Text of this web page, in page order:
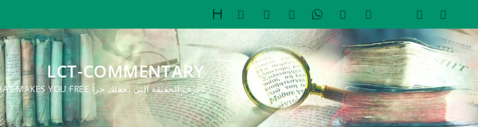
إلى
المحتوى
LCT-COMMENTARY
اعرف الحقيقة التي تجعلك حراً KNOW THE TRUTH THAT MAKES YOU FREE